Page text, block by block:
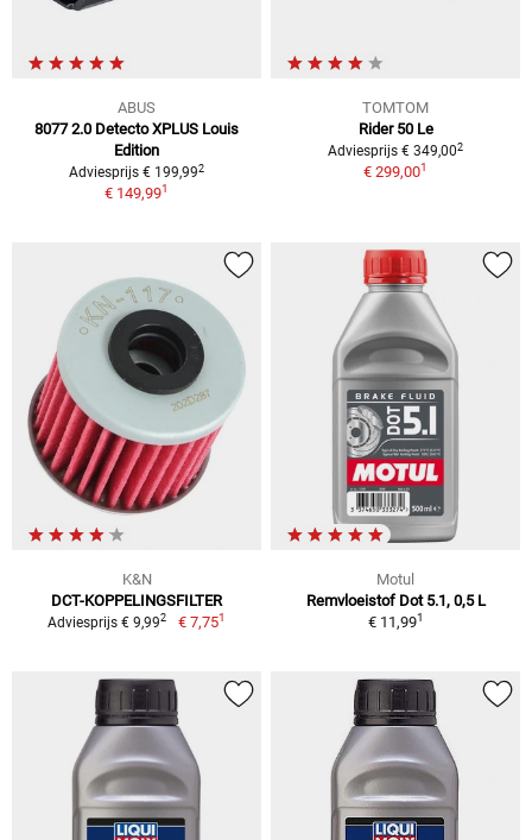
ABUS
8077 2.0 Detecto XPLUS Louis
Edition
Adviesprijs € 199,992
€ 149,991
TOMTOM
Rider 50 Le
Adviesprijs € 349,002
€ 299,001
K&N
DCT-KOPPELINGSFILTER
Adviesprijs € 9,992 € 7,751
Motul
Remvloeistof Dot 5.1, 0,5 L
€ 11,991